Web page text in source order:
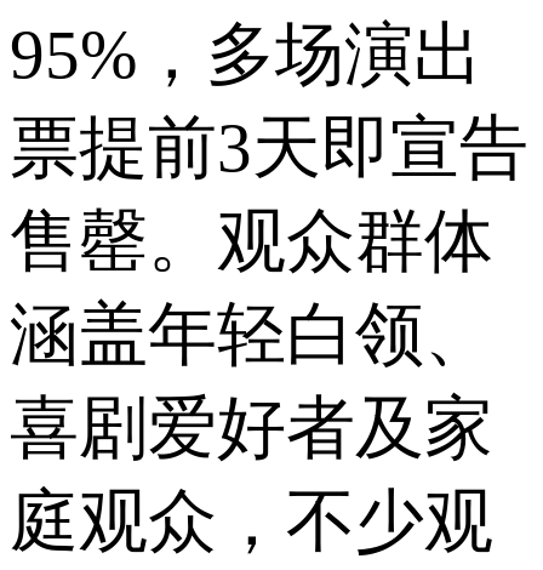
95%，多场演出
票提前3天即宣告
售罄。观众群体
涵盖年轻白领、
喜剧爱好者及家
庭观众，不少观